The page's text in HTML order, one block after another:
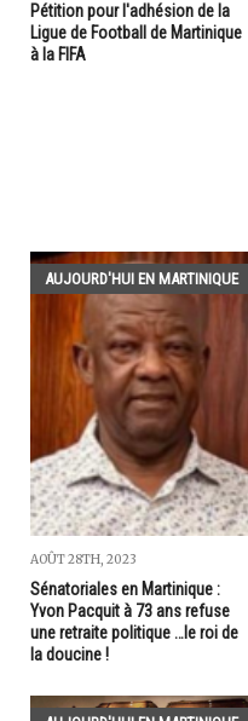
Pétition pour l'adhésion de la
Ligue de Football de Martinique
à la FIFA
AUJOURD'HUI EN MARTINIQUE
AOÛT 28TH, 2023
Sénatoriales en Martinique :
Yvon Pacquit à 73 ans refuse
une retraite politique …le roi de
la doucine !